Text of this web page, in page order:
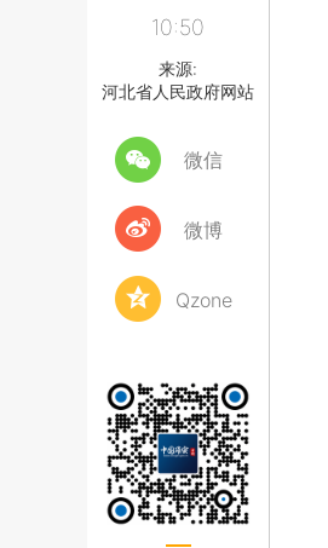
10:50
来源:
河北省人民政府网站
微信
微博
Qzone